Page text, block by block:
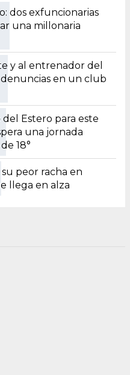
dos exfuncionarias
una millonaria
y al entrenador del
en un club
Estero para este
una jornada
18°
peor racha en
llega en alza